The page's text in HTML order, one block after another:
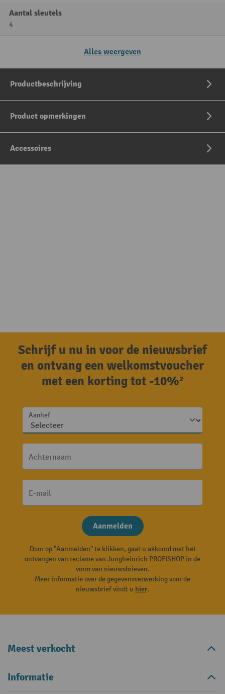
Aantal sleutels
4
Alles weergeven
Productbeschrijving
Product opmerkingen
Accessoires
Schrijf u nu in voor de nieuwsbrief
en ontvang een welkomstvoucher
met een korting tot -10%²
Aanhef
Achternaam
E-mail
Aanmelden
Door op "Aanmelden" te klikken, gaat u akkoord met het
ontvangen van reclame van Jungheinrich PROFISHOP in de
vorm van nieuwsbrieven.
Meer informatie over de gegevensverwerking voor de
nieuwsbrief vindt u hier.
Meest verkocht
Informatie